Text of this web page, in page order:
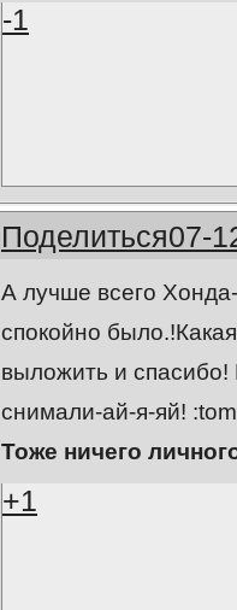
-1
Поделиться07-
А лучше всего
спокойно
выложить и
снимали-ай-я-яй!
Тоже ничего
+1